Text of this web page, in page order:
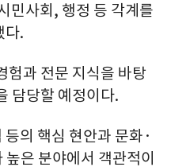
민사회, 행정 등 각계를
다.
험과 전문 지식을 바탕
담당할 예정이다.
의 핵심 현안과 문화·
은 분야에서 객관적이